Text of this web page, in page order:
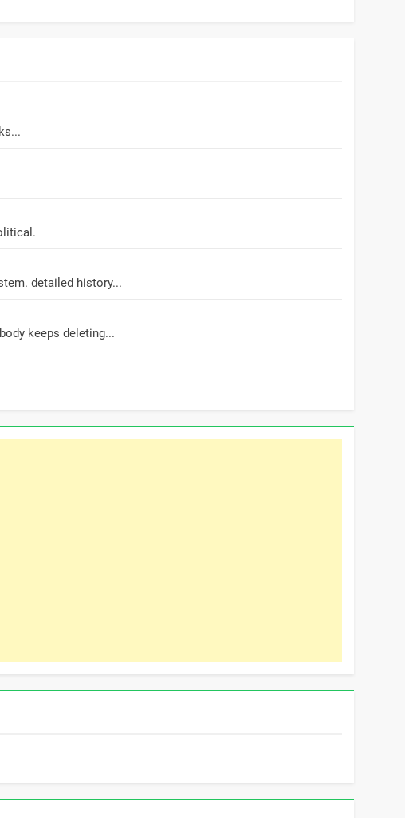
detailed history...
keeps deleting...